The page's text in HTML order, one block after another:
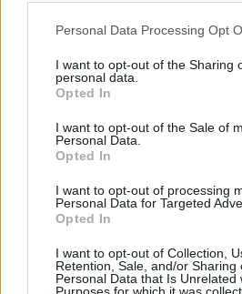
Please note that this website/app
not limited to your visit or usage
grant or deny consent to Google
use your data for below specified
consent section.
Personal Data Processing Opt
I want to opt-out of the Sharing
personal data.
Opted In
I want to opt-out of the Sale of
Personal Data.
Opted In
I want to opt-out of processing
Personal Data for Targeted
Opted In
I want to opt-out of Collection,
Retention, Sale, and/or Sharing
Personal Data that Is Unrelated
Purposes for which it was